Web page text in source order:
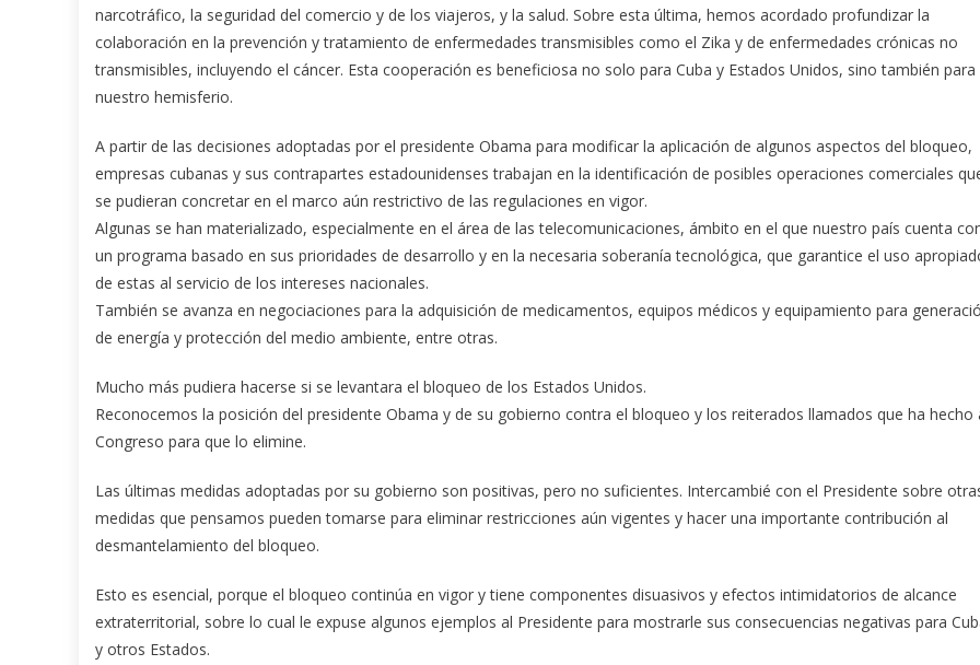
narcotráfico, la seguridad del comercio y de los viajeros, y la salud. Sobre esta última, hemos acordado profundizar la
colaboración en la prevención y tratamiento de enfermedades transmisibles como el Zika y de enfermedades crónicas no
transmisibles, incluyendo el cáncer. Esta cooperación es beneficiosa no solo para Cuba y Estados Unidos, sino también para
nuestro hemisferio.
A partir de las decisiones adoptadas por el presidente Obama para modificar la aplicación de algunos aspectos del bloqueo,
empresas cubanas y sus contrapartes estadounidenses trabajan en la identificación de posibles operaciones comerciales
se pudieran concretar en el marco aún restrictivo de las regulaciones en vigor.
Algunas se han materializado, especialmente en el área de las telecomunicaciones, ámbito en el que nuestro país cuenta
un programa basado en sus prioridades de desarrollo y en la necesaria soberanía tecnológica, que garantice el uso
de estas al servicio de los intereses nacionales.
También se avanza en negociaciones para la adquisición de medicamentos, equipos médicos y equipamiento para
de energía y protección del medio ambiente, entre otras.
Mucho más pudiera hacerse si se levantara el bloqueo de los Estados Unidos.
Reconocemos la posición del presidente Obama y de su gobierno contra el bloqueo y los reiterados llamados que ha hecho
Congreso para que lo elimine.
Las últimas medidas adoptadas por su gobierno son positivas, pero no suficientes. Intercambié con el Presidente sobre
medidas que pensamos pueden tomarse para eliminar restricciones aún vigentes y hacer una importante contribución al
desmantelamiento del bloqueo.
Esto es esencial, porque el bloqueo continúa en vigor y tiene componentes disuasivos y efectos intimidatorios de alcance
extraterritorial, sobre lo cual le expuse algunos ejemplos al Presidente para mostrarle sus consecuencias negativas para
y otros Estados.